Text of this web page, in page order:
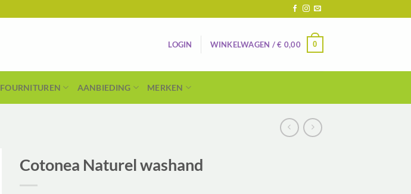
LOGIN WINKELWAGEN /€ 0,00 0
FOURNITUREN AANBIEDING MERKEN
Cotonea Naturel washand